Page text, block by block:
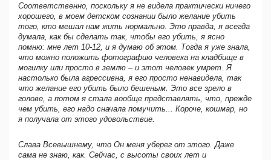
Соответственно, поскольку я не видела практически ничего
хорошего, в моем детском сознании было желание убить
того, кто мешал нам жить нормально. Это правда, я всегда
думала, как бы сделать так, чтобы его убить, я ясно
помню: мне лет 10-12, и я думаю об этом. Тогда я уже знала,
что можно положить фотографию человека на кладбище в
могилку или просто в землю – и этот человек умрет. Я
настолько была агрессивна, я его просто ненавидела, так
что желание его убить было бешеным. Это все зрело в
голове, а потом я стала вообще представлять, что, прежде
чем убить, его надо сначала помучить... Короче, кошмар, но
я получала от этого удовольствие.
Слава Всевышнему, что Он меня уберег от этого. Даже
сама не знаю, как. Сейчас, с высоты своих лет и